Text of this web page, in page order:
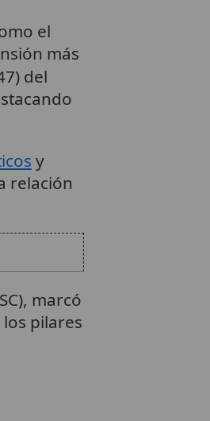
el
más
del
y
relación
marcó
pilares